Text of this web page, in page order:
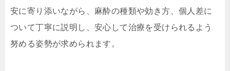
安に寄り添いながら、麻酔の種類や効き方、個人差に
ついて丁寧に説明し、安心して治療を受けられるよう
努める姿勢が求められます。